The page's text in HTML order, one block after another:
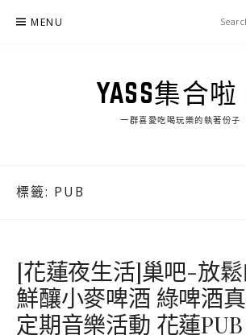
MENU
YASS集合啦
一群喜愛吃喝玩樂的執著份子
標籤: PUB
[花蓮夜生活]巢吧-放
鮮釀小麥啤酒 綠啤酒
定期音樂活動 花蓮